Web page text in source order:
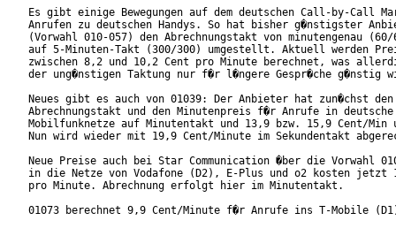
Es gibt einige Bewegungen auf dem deutschen Call-by-Call
Anrufen zu deutschen Handys. So hat bisher g�nstigster
(Vorwahl 010-057) den Abrechnungstakt von minutengenau
auf 5-Minuten-Takt (300/300) umgestellt. Aktuell werden
zwischen 8,2 und 10,2 Cent pro Minute berechnet, was
der ung�nstigen Taktung nur f�r l�ngere Gespr�che g�nstig
Neues gibt es auch von 01039: Der Anbieter hat zun�chst den
Abrechnungstakt und den Minutenpreis f�r Anrufe in deutsche
Mobilfunknetze auf Minutentakt und 13,9 bzw. 15,9 Cent/Min
Nun wird wieder mit 19,9 Cent/Minute im Sekundentakt
Neue Preise auch bei Star Communication �ber die Vorwahl
in die Netze von Vodafone (D2), E-Plus und o2 kosten jetzt
pro Minute. Abrechnung erfolgt hier im Minutentakt.
01073 berechnet 9,9 Cent/Minute f�r Anrufe ins T-Mobile